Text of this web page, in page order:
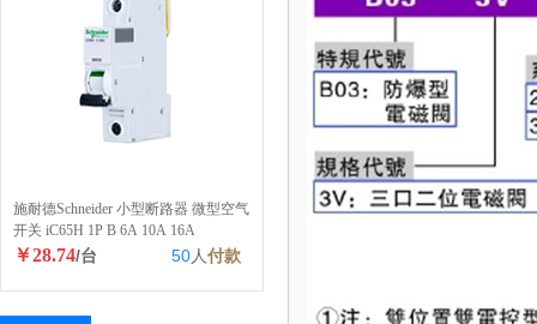
施耐德Schneider 小型断路器 微型空气
开关 iC65H 1P B 6A 10A 16A
￥28.74/台 50人付款